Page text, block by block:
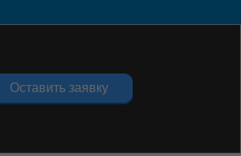
Оставить заявку